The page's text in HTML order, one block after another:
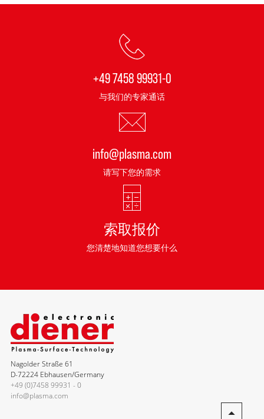
+49 7458 99931-0
与我们的专家通话
info@plasma.com
请写下您的需求
索取报价
您清楚地知道您想要什么
Nagolder Straße 61
D-72224 Ebhausen/Germany
+49 (0)7458 99931 - 0
info@plasma.com